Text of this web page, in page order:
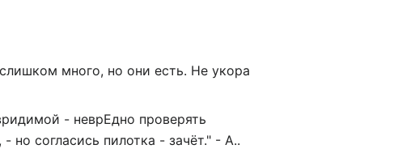
много, но они есть. Не укора
- неврЕдно проверять
но согласись пилотка - зачёт." - А..